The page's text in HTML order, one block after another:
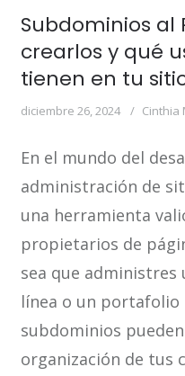
Subdominios al
crearlos y qué
tienen en tu
diciembre 26, 2024 Cinthia
En el mundo del
administración de
una herramienta
propietarios de
sea que administres
línea o un portafolio
subdominios
organización de tus